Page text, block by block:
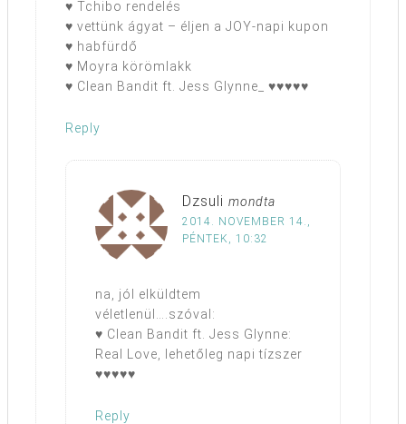
♥ Tchibo rendelés
♥ vettünk ágyat – éljen a JOY-napi kupon
♥ habfürdő
♥ Moyra körömlakk
♥ Clean Bandit ft. Jess Glynne_ ♥♥♥♥♥
Reply
Dzsuli mondta
2014. NOVEMBER 14.,
PÉNTEK, 10:32
na, jól elküldtem
véletlenül….szóval:
♥ Clean Bandit ft. Jess Glynne:
Real Love, lehetőleg napi tízszer
♥♥♥♥♥
Reply